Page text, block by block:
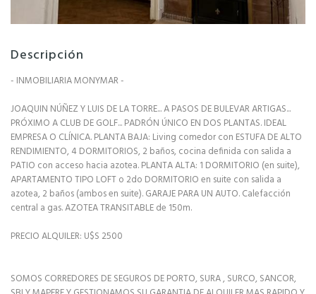
Descripción
- INMOBILIARIA MONYMAR -
JOAQUIN NÚÑEZ Y LUIS DE LA TORRE... A PASOS DE BULEVAR ARTIGAS...
PRÓXIMO A CLUB DE GOLF... PADRÓN ÚNICO EN DOS PLANTAS. IDEAL
EMPRESA O CLÍNICA. PLANTA BAJA: Living comedor con ESTUFA DE ALTO
RENDIMIENTO, 4 DORMITORIOS, 2 baños, cocina definida con salida a
PATIO con acceso hacia azotea. PLANTA ALTA: 1 DORMITORIO (en suite),
APARTAMENTO TIPO LOFT o 2do DORMITORIO en suite con salida a
azotea, 2 baños (ambos en suite). GARAJE PARA UN AUTO. Calefacción
central a gas. AZOTEA TRANSITABLE de 150m.
PRECIO ALQUILER: U$S 2500
SOMOS CORREDORES DE SEGUROS DE PORTO, SURA , SURCO, SANCOR,